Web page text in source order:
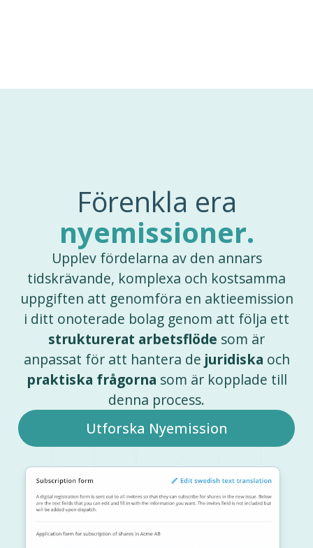
Förenkla era
nyemissioner.
Upplev fördelarna av den annars
tidskrävande, komplexa och kostsamma
uppgiften att genomföra en aktieemission
i ditt onoterade bolag genom att följa ett
strukturerat arbetsflöde som är
anpassat för att hantera de juridiska och
praktiska frågorna som är kopplade till
denna process.
Utforska Nyemission